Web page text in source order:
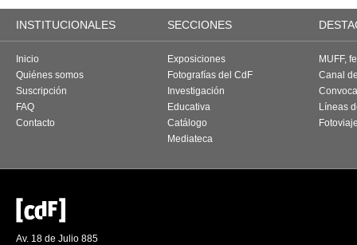
INSTITUCIONALES SECCIONES
Inicio
Quiénes somos
Suscripción
FAQ
Contacto
Exposiciones
Fotografías del CdF
Investigación
Educativa
Catálogo
Mediateca
MUFF,
Canal
Líneas
Av. 18 de Julio 885